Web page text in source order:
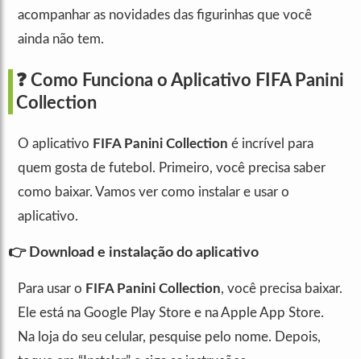
acompanhar as novidades das figurinhas que você
ainda não tem.
❓ Como Funciona o Aplicativo FIFA Panini
Collection
O aplicativo FIFA Panini Collection é incrível para
quem gosta de futebol. Primeiro, você precisa saber
como baixar. Vamos ver como instalar e usar o
aplicativo.
👉 Download e instalação do aplicativo
Para usar o FIFA Panini Collection, você precisa baixar.
Ele está na Google Play Store e na Apple App Store.
Na loja do seu celular, pesquise pelo nome. Depois,